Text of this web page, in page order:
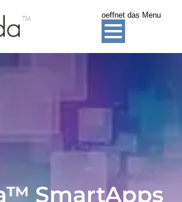
SPRINGENoeffnet das Menu
SmartApps